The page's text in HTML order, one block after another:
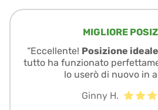
MIGLIORE
“Eccellente! Posizione
tutto ha funzionato
lo userò di nuovo in
Ginny H.